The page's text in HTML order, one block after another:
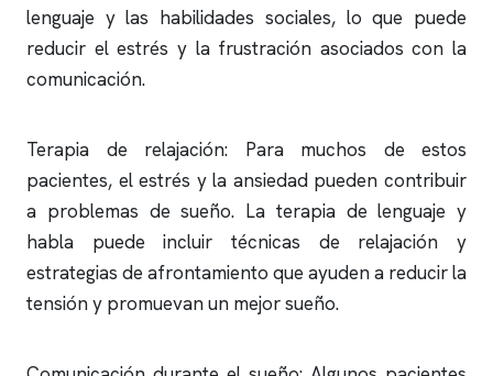
lenguaje y las habilidades sociales, lo que puede
reducir el estrés y la frustración asociados con la
comunicación.
Terapia de relajación: Para muchos de estos
pacientes, el estrés y la ansiedad pueden contribuir
a problemas de sueño. La terapia de lenguaje y
habla puede incluir técnicas de relajación y
estrategias de afrontamiento que ayuden a reducir la
tensión y promuevan un mejor sueño.